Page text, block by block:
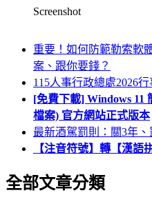
Screenshot
重要！如何防範勒索軟
案、跟你要錢？
115人事行政總處2026
[免費下載] Windows 11
檔案) 官方網站正式版本
最新酒駕罰則：關3年
【注音符號】轉【漢語
全部文章分類